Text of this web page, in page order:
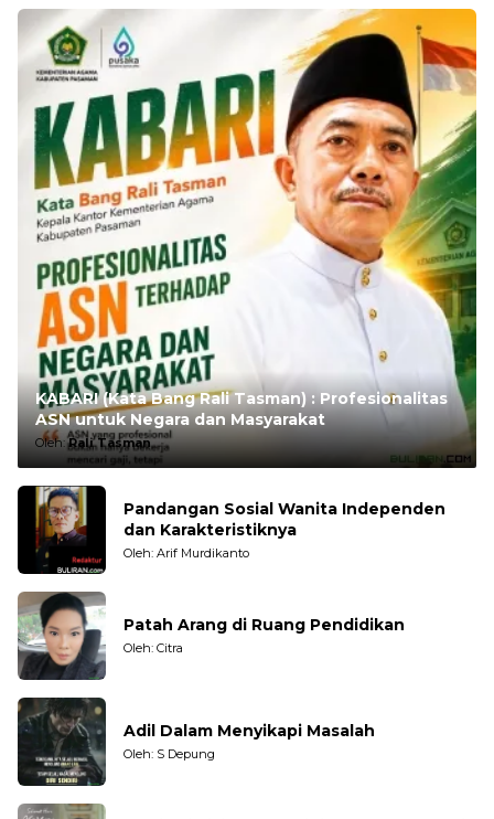
KABARI (Kata Bang Rali Tasman) : Profesionalitas
ASN untuk Negara dan Masyarakat
Oleh:Rali Tasman
Pandangan Sosial Wanita Independen
dan Karakteristiknya
Oleh: Arif Murdikanto
Patah Arang di Ruang Pendidikan
Oleh: Citra
Adil Dalam Menyikapi Masalah
Oleh: S Depung